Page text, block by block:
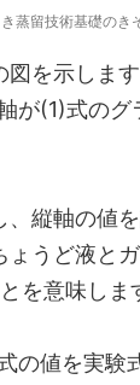
蒸留技術基礎のき
図を示します
が(1)式のグ
縦軸の値を
ょうど液と
を意味しま
の値を実験